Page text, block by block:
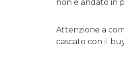
non è andato in
Attenzione a
cascato con il